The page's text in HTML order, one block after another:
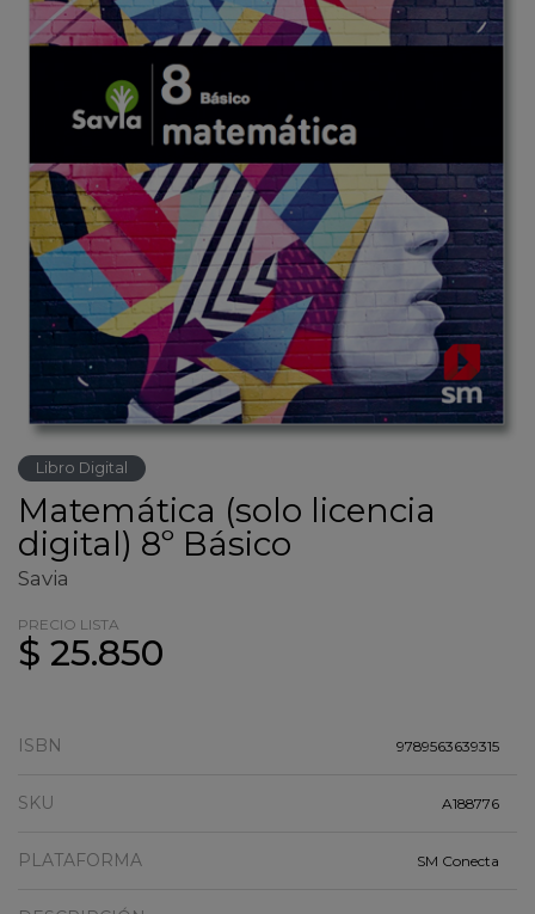
Libro Digital
Matemática (solo licencia
digital) 8º Básico
Savia
PRECIO LISTA
$ 25.850
ISBN 9789563639315
SKU A188776
PLATAFORMA SM Conecta